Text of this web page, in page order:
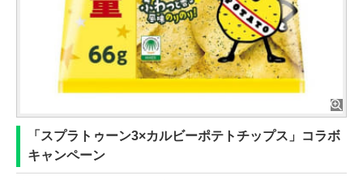
「スプラトゥーン3×カルビーポテトチップス」コラボ
キャンペーン